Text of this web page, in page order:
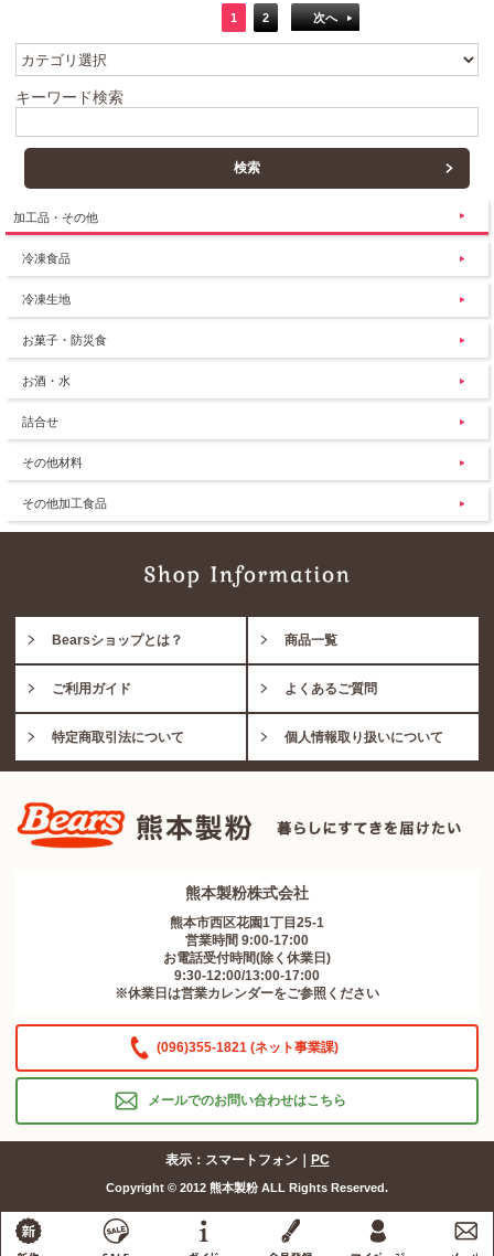
1 2 次へ
キーワード検索
加工品・その他
冷凍食品
冷凍生地
お菓子・防災食
お酒・水
詰合せ
その他材料
その他加工食品
Bearsショップとは？ 商品一覧
ご利用ガイド よくあるご質問
特定商取引法について 個人情報取り扱いについて
熊本製粉株式会社
熊本市西区花園1丁目25-1
営業時間 9:00-17:00
お電話受付時間(除く休業日)
9:30-12:00/13:00-17:00
※休業日は営業カレンダーをご参照ください
(096)355-1821 (ネット事業課)
メールでのお問い合わせはこちら
表示：スマートフォン｜ PC
Copyright © 2012 熊本製粉 ALL Rights Reserved.